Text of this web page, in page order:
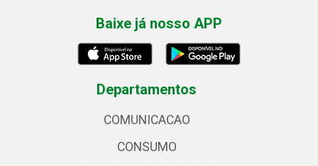
Baixe já nosso APP
Departamentos
COMUNICACAO
CONSUMO